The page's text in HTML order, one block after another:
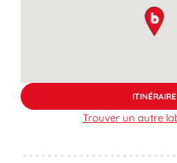
map pin
ITINÉRAIRE
Trouver un autre